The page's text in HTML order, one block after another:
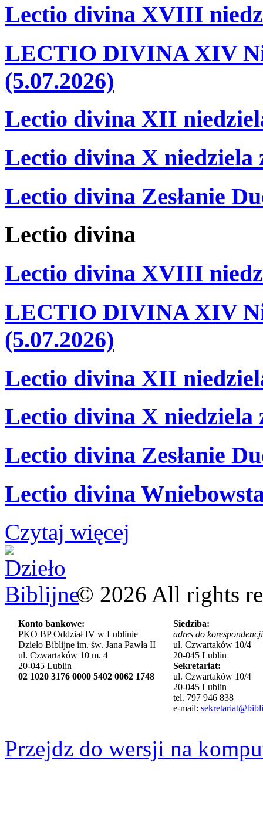
Lectio divina XVIII
LECTIO DIVINA XIV
(5.07.2026)
Lectio divina XII
Lectio divina X niedziela
Lectio divina Zesłanie
Lectio divina
Lectio divina XVIII
LECTIO DIVINA XIV
(5.07.2026)
Lectio divina XII
Lectio divina X niedziela
Lectio divina Zesłanie
Lectio divina
Czytaj więcej
© 2026 All rights
Konto bankowe:
PKO BP Oddział IV w Lublinie
Dzieło Biblijne im. św. Jana Pawła II
ul. Czwartaków 10 m. 4
20-045 Lublin
02 1020 3176 0000 5402 0062 1748
Siedziba:
adres do
ul. Czwartaków 10/4
20-045 Lublin
Sekretariat:
ul. Czwartaków 10/4
20-045 Lublin
tel. 797 946 838
e-mail:
Przejdz do wersji na